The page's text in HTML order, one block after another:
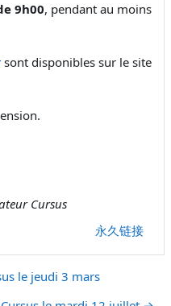
9h00, pendant au moins
sont disponibles sur le site
Cursus
永久链接
le jeudi 3 mars